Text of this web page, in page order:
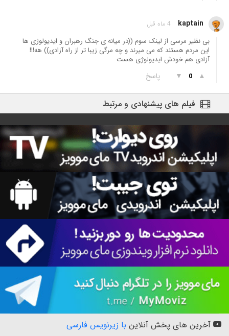
kaptain 4 ماه قبل
بی نظیر مرسی از لینک سوم ((در میانه ی جنگ رهبران و ایدیولوژی ها
این مردم هستند که می میرند و چه مرگی زیبا تر از راه آزادی)) هه!!!
آزادی هم خودش ایدیولوژی هست
▲
0
▼ پاسخ
فیلم های پیشنهادی و مرتبط
آخرین های پخش آنلاین با زیرنویس فارسی